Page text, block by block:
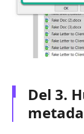
Del 3.